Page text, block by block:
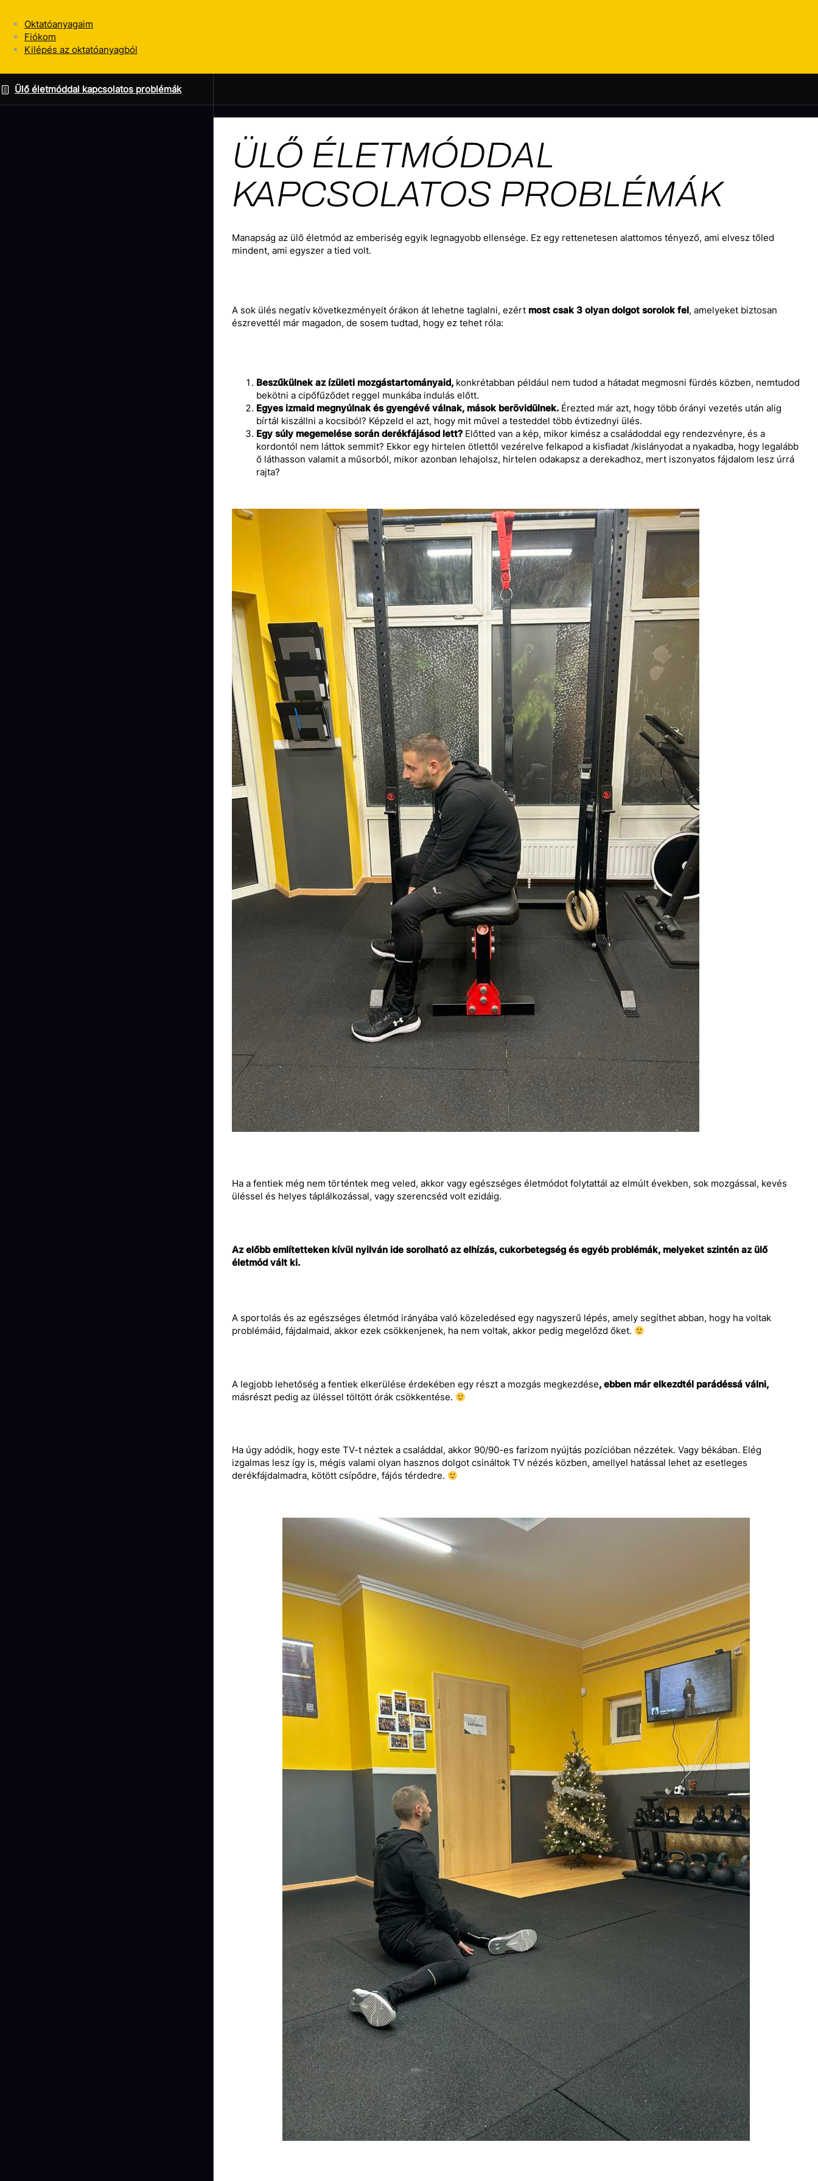
Oktatóanyagaim
Fiókom
Kilépés az oktatóanyagból
Ülő életmóddal kapcsolatos problémák
ÜLŐ ÉLETMÓDDAL
KAPCSOLATOS PROBLÉMÁK
Manapság az ülő életmód az emberiség egyik legnagyobb ellensége. Ez egy rettenetesen alattomos tényező, ami elvesz tőled
mindent, ami egyszer a tied volt.
A sok ülés negatív következményeit órákon át lehetne taglalni, ezért most csak 3 olyan dolgot sorolok fel, amelyeket biztosan
észrevettél már magadon, de sosem tudtad, hogy ez tehet róla:
Beszűkülnek az ízületi mozgástartományaid, konkrétabban például nem tudod a hátadat megmosni fürdés közben, nemtudod
bekötni a cipőfűződet reggel munkába indulás előtt.
Egyes izmaid megnyúlnak és gyengévé válnak, mások berövidülnek. Érezted már azt, hogy több órányi vezetés után alig
bírtál kiszállni a kocsiból? Képzeld el azt, hogy mit művel a testeddel több évtizednyi ülés.
Egy súly megemelése során derékfájásod lett? Előtted van a kép, mikor kimész a családoddal egy rendezvényre, és a
kordontól nem láttok semmit? Ekkor egy hirtelen ötlettől vezérelve felkapod a kisfiadat /kislányodat a nyakadba, hogy legalább
ő láthasson valamit a műsorból, mikor azonban lehajolsz, hirtelen odakapsz a derekadhoz, mert iszonyatos fájdalom lesz úrrá
rajta?
Ha a fentiek még nem történtek meg veled, akkor vagy egészséges életmódot folytattál az elmúlt években, sok mozgással, kevés
üléssel és helyes táplálkozással, vagy szerencséd volt ezidáig.
Az előbb említetteken kívül nyilván ide sorolható az elhízás, cukorbetegség és egyéb problémák, melyeket szintén az ülő
életmód vált ki.
A sportolás és az egészséges életmód irányába való közeledésed egy nagyszerű lépés, amely segíthet abban, hogy ha voltak
problémáid, fájdalmaid, akkor ezek csökkenjenek, ha nem voltak, akkor pedig megelőzd őket.
A legjobb lehetőség a fentiek elkerülése érdekében egy részt a mozgás megkezdése, ebben már elkezdtél parádéssá válni,
másrészt pedig az üléssel töltött órák csökkentése.
Ha úgy adódik, hogy este TV-t néztek a családdal, akkor 90/90-es farizom nyújtás pozícióban nézzétek. Vagy békában. Elég
izgalmas lesz így is, mégis valami olyan hasznos dolgot csináltok TV nézés közben, amellyel hatással lehet az esetleges
derékfájdalmadra, kötött csípődre, fájós térdedre.